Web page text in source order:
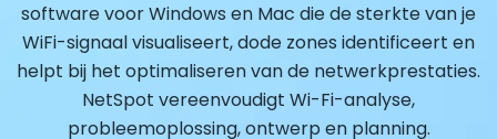
software voor Windows en Mac die de sterkte van je
WiFi-signaal visualiseert, dode zones identificeert en
helpt bij het optimaliseren van de netwerkprestaties.
NetSpot vereenvoudigt Wi-Fi-analyse,
probleemoplossing, ontwerp en planning.